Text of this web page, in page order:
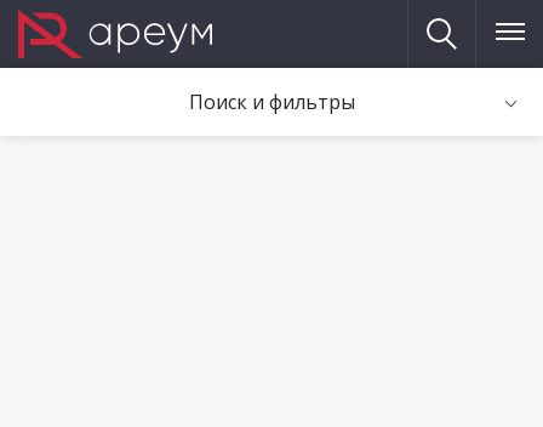
Поиск и фильтры